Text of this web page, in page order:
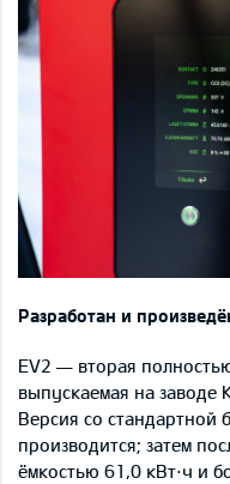
Разработан и
EV2 — вторая
выпускаемая на заводе
Версия со стандартной
производится; затем
ёмкостью 61,0 кВт⋅ч и